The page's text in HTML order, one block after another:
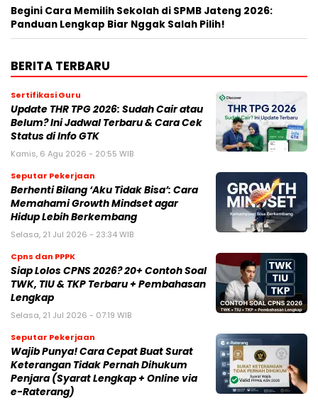
Begini Cara Memilih Sekolah di SPMB Jateng 2026:
Panduan Lengkap Biar Nggak Salah Pilih!
BERITA TERBARU
Sertifikasi Guru
Update THR TPG 2026: Sudah Cair atau
Belum? Ini Jadwal Terbaru & Cara Cek
Status di Info GTK
Kamis, 6 Agu 2026 - 20:55 WIB
Seputar Pekerjaan
Berhenti Bilang ‘Aku Tidak Bisa’: Cara
Memahami Growth Mindset agar
Hidup Lebih Berkembang
Selasa, 21 Jul 2026 - 23:34 WIB
Cpns dan PPPK
Siap Lolos CPNS 2026? 20+ Contoh Soal
TWK, TIU & TKP Terbaru + Pembahasan
Lengkap
Selasa, 21 Jul 2026 - 07:19 WIB
Seputar Pekerjaan
Wajib Punya! Cara Cepat Buat Surat
Keterangan Tidak Pernah Dihukum
Penjara (Syarat Lengkap + Online via
e-Raterang)